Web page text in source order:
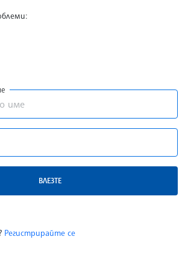
ВЛЕЗТЕ
Регистрирайте се